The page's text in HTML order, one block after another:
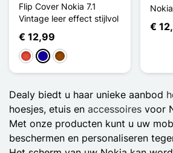
Flip Cover Nokia 7.1
Vintage leer effect stijlvol
€ 12,99
RoodDonkerblauw
Bruin
€
Dealy biedt u haar unieke aanbod
hoesjes, etuis en accessoires voor
Met onze producten kunt u uw
beschermen en personaliseren